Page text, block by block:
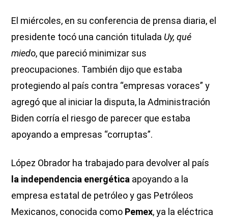
El miércoles, en su conferencia de prensa diaria, el
presidente tocó una canción titulada Uy, qué
miedo, que pareció minimizar sus
preocupaciones. También dijo que estaba
protegiendo al país contra “empresas voraces” y
agregó que al iniciar la disputa, la Administración
Biden corría el riesgo de parecer que estaba
apoyando a empresas “corruptas”.
López Obrador ha trabajado para devolver al país
la independencia energética apoyando a la
empresa estatal de petróleo y gas Petróleos
Mexicanos, conocida como Pemex, ya la eléctrica